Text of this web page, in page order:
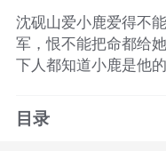
沈砚山爱小鹿爱得不
军，恨不能把命都给
下人都知道小鹿是他的
沈砚山：“当然爱。打
一枪吗？”
目录